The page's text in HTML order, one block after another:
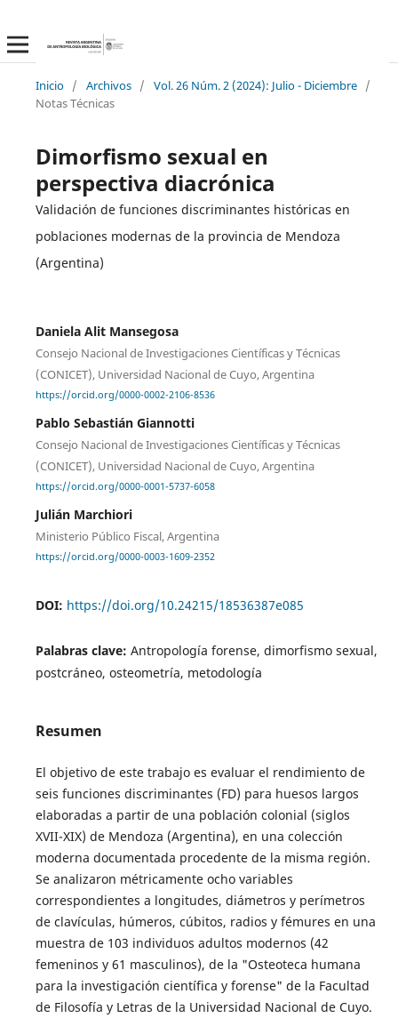
Inicio / Archivos / Vol. 26 Núm. 2 (2024): Julio - Diciembre /
Notas Técnicas
Dimorfismo sexual en
perspectiva diacrónica
Validación de funciones discriminantes históricas en
poblaciones modernas de la provincia de Mendoza
(Argentina)
Daniela Alit Mansegosa
Consejo Nacional de Investigaciones Científicas y Técnicas
(CONICET), Universidad Nacional de Cuyo, Argentina
https://orcid.org/0000-0002-2106-8536
Pablo Sebastián Giannotti
Consejo Nacional de Investigaciones Científicas y Técnicas
(CONICET), Universidad Nacional de Cuyo, Argentina
https://orcid.org/0000-0001-5737-6058
Julián Marchiori
Ministerio Público Fiscal, Argentina
https://orcid.org/0000-0003-1609-2352
DOI: https://doi.org/10.24215/18536387e085
Palabras clave: Antropología forense, dimorfismo sexual,
postcráneo, osteometría, metodología
Resumen
El objetivo de este trabajo es evaluar el rendimiento de
seis funciones discriminantes (FD) para huesos largos
elaboradas a partir de una población colonial (siglos
XVII-XIX) de Mendoza (Argentina), en una colección
moderna documentada procedente de la misma región.
Se analizaron métricamente ocho variables
correspondientes a longitudes, diámetros y perímetros
de clavículas, húmeros, cúbitos, radios y fémures en una
muestra de 103 individuos adultos modernos (42
femeninos y 61 masculinos), de la "Osteoteca humana
para la investigación científica y forense" de la Facultad
de Filosofía y Letras de la Universidad Nacional de Cuyo.